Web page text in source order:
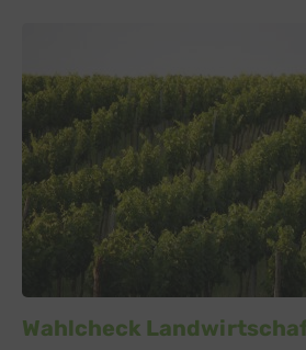
Wahlcheck